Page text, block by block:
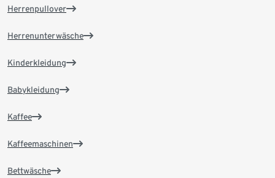
Herrenpullover
Herrenunterwäsche
Kinderkleidung
Babykleidung
Kaffee
Kaffeemaschinen
Bettwäsche